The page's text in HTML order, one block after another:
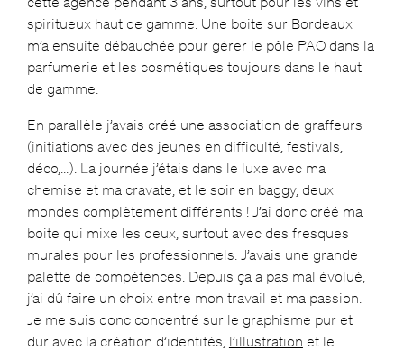
spiritueux haut de gamme. Une boite sur Bordeaux
m’a ensuite débauchée pour gérer le pôle PAO dans la
parfumerie et les cosmétiques toujours dans le haut
de gamme.
En parallèle j’avais créé une association de graffeurs
(initiations avec des jeunes en difficulté, festivals,
déco,…). La journée j’étais dans le luxe avec ma
chemise et ma cravate, et le soir en baggy, deux
mondes complètement différents ! J’ai donc créé ma
boite qui mixe les deux, surtout avec des fresques
murales pour les professionnels. J’avais une grande
palette de compétences. Depuis ça a pas mal évolué,
j’ai dû faire un choix entre mon travail et ma passion.
Je me suis donc concentré sur le graphisme pur et
dur avec la création d’identités, l’illustration et le